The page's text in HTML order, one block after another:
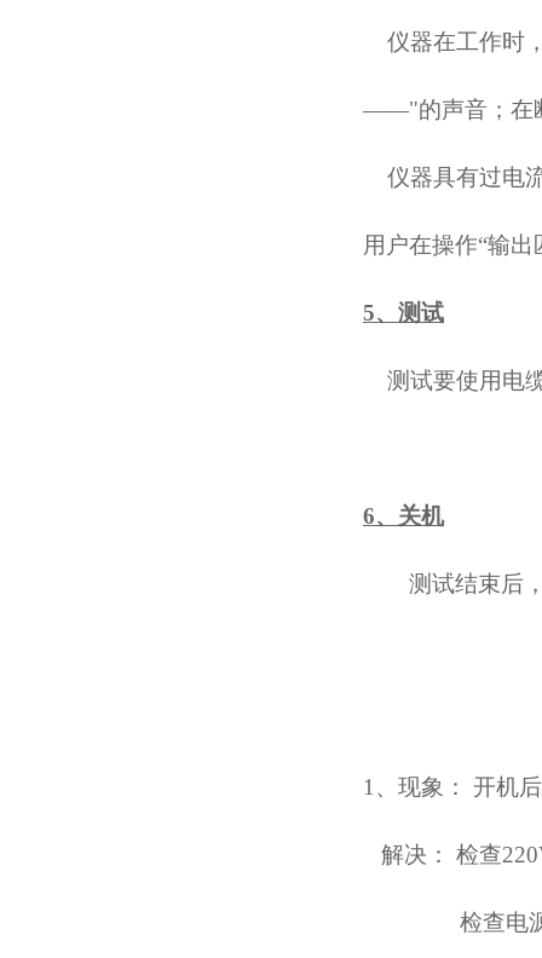
仪器在工作时
——"的声音；在
仪器具有过电
用户在操作“输
5、测试
测试要使用电
6、关机
测试结束后
1 、现象： 开机
解决： 检查
检查电